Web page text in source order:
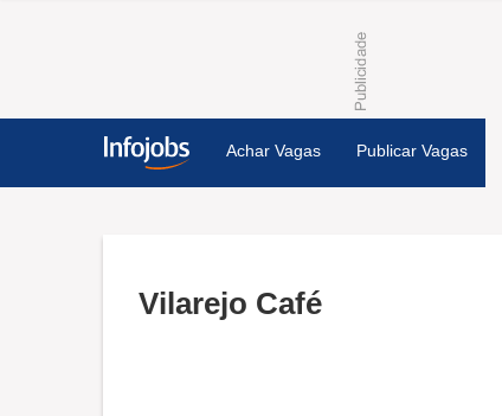
Achar Vagas Publicar Vagas
Vilarejo Café